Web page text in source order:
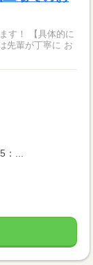
的に
：...